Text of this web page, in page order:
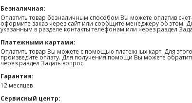
Безналичная:
Оплатить товар безналичным способом Вы можете оплатив
оформите заказ через сайт или сообщите менеджеру об
указанным в разделе контакты телефонам или через раздел
Платежными картами:
Оплатить товар Вы можете с помощью платежных карт. Для
произведите оплату. Для получения помощи Вы можете
через раздел Задать вопрос.
Гарантия:
12 месяцев
Сервисный центр: